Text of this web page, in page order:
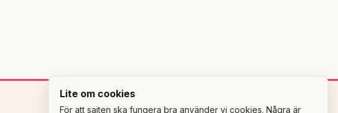
Lite om cookies
För att sajten ska fungera bra använder vi cookies. Några är